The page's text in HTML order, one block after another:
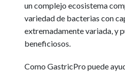
un complejo ecosistema
variedad de bacterias con
extremadamente variada, y
beneficiosos.
Como GastricPro puede